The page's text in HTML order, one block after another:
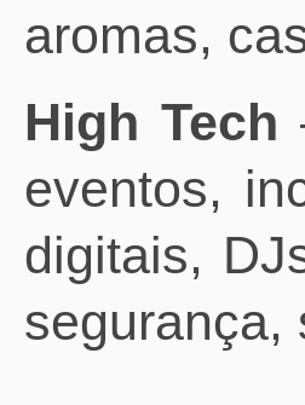
aromas,
High Tech
eventos,
digitais,
segurança,